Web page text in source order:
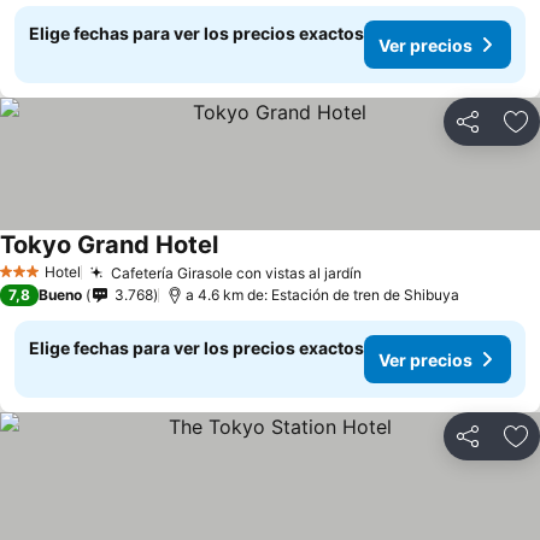
Elige fechas para ver los precios exactos
Ver precios
Compartir
3 Estrellas
Hotel Cafetería Girasole con vistas al jardín
Tokyo Grand Hotel
7,8 Bueno 3.768 a 4.6 km de: Estación de tren de Shibuya
Elige fechas para ver los precios exactos
Ver precios
Compartir